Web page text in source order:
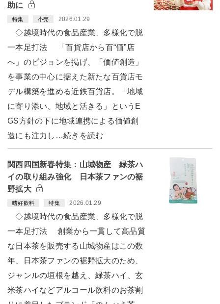
助に
特集 小売 2026.01.29
◇越境時代の食品産業、多様化で脱
一本足打法 「百貨店から百“価”店
へ」のビジョンを掲げ、「価値創造」
を事業の中心に据えた新たな百貨店モ
デル構築を進める近鉄百貨店。「地域
に寄り添い、地域と活きる」というE
GS方針の下に地域連携による価値創
造にも注力し…続きを読む
関西四国新春特集：山城物産 緑茶ハ
イの取り組み強化 日本茶ファンの裾
野拡大
嗜好飲料 特集 2026.01.29
◇越境時代の食品産業、多様化で脱
一本足打法 創業から一貫して高品質
な日本茶を販売する山城物産はこの数
年、日本茶ファンの裾野拡大のため、
ジャンルの垣根を越え、緑茶ハイ、玄
米茶ハイなどアルコール飲料のお茶割